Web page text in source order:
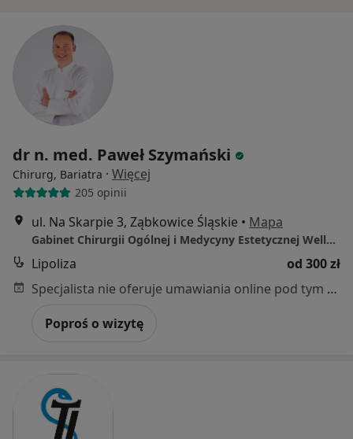
dr n. med. Paweł Szymański
Chirurg, Bariatra · Więcej
205 opinii
ul. Na Skarpie 3, Ząbkowice Śląskie • Mapa
Gabinet Chirurgii Ogólnej i Medycyny Estetycznej Wellmed
Lipoliza
od 300 zł
Specjalista nie oferuje umawiania online pod tym adresem.
Poproś o wizytę